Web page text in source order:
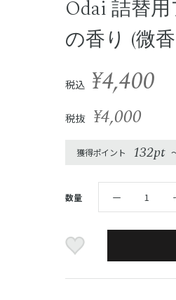
Odai 詰替
の香り (微
税込 ¥4,400
税抜 ¥4,000
獲得ポイント 132pt
数量